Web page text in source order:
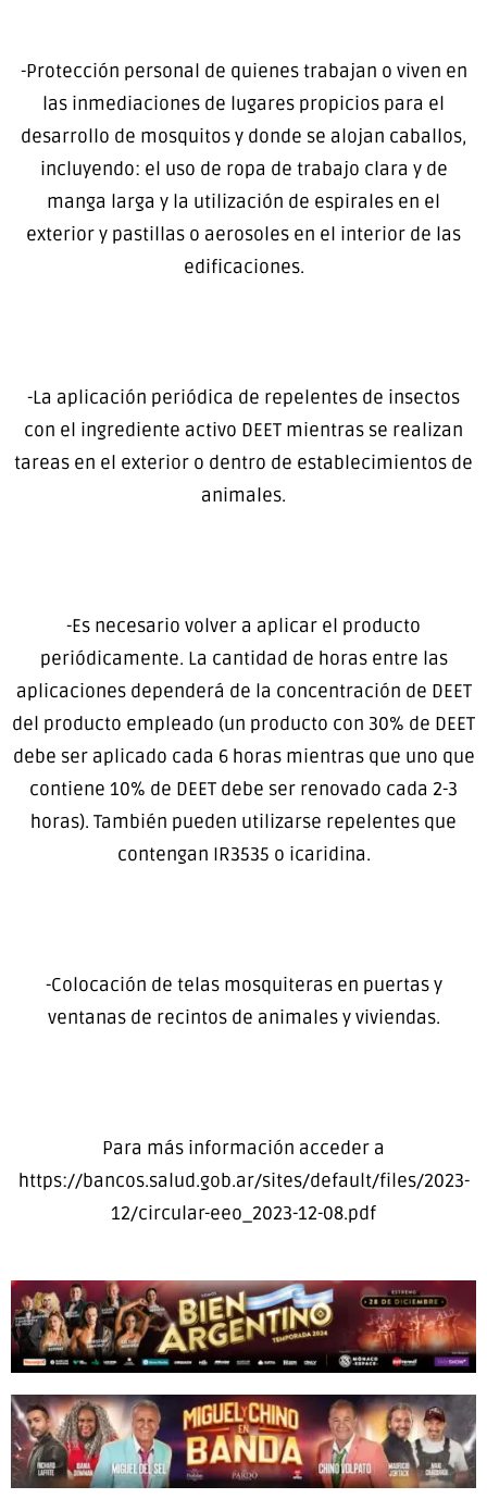
-Protección personal de quienes trabajan o viven en
las inmediaciones de lugares propicios para el
desarrollo de mosquitos y donde se alojan caballos,
incluyendo: el uso de ropa de trabajo clara y de
manga larga y la utilización de espirales en el
exterior y pastillas o aerosoles en el interior de las
edificaciones.
-La aplicación periódica de repelentes de insectos
con el ingrediente activo DEET mientras se realizan
tareas en el exterior o dentro de establecimientos de
animales.
-Es necesario volver a aplicar el producto
periódicamente. La cantidad de horas entre las
aplicaciones dependerá de la concentración de DEET
del producto empleado (un producto con 30% de DEET
debe ser aplicado cada 6 horas mientras que uno que
contiene 10% de DEET debe ser renovado cada 2-3
horas). También pueden utilizarse repelentes que
contengan IR3535 o icaridina.
-Colocación de telas mosquiteras en puertas y
ventanas de recintos de animales y viviendas.
Para más información acceder a
https://bancos.salud.gob.ar/sites/default/files/2023-
12/circular-eeo_2023-12-08.pdf